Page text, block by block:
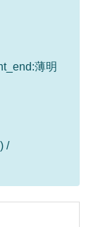
薄明
/